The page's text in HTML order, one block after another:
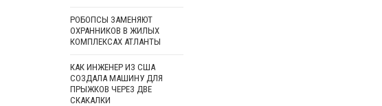
РОБОПСЫ ЗАМЕНЯЮТ
ОХРАННИКОВ В ЖИЛЫХ
КОМПЛЕКСАХ АТЛАНТЫ
КАК ИНЖЕНЕР ИЗ США
СОЗДАЛА МАШИНУ ДЛЯ
ПРЫЖКОВ ЧЕРЕЗ ДВЕ
СКАКАЛКИ